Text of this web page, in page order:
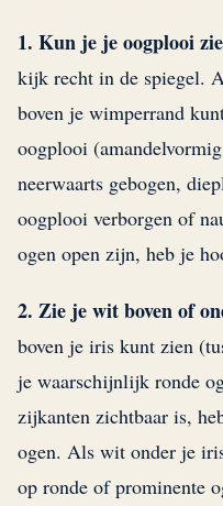
1. Kun je je oogplooi
kijk recht in de spiegel.
boven je wimperrand
oogplooi
neerwaarts gebogen,
oogplooi verborgen of
ogen open zijn, heb je
2. Zie je wit boven of
boven je iris kunt zien
je waarschijnlijk ronde
zijkanten zichtbaar is,
ogen. Als wit onder je
op ronde of prominente